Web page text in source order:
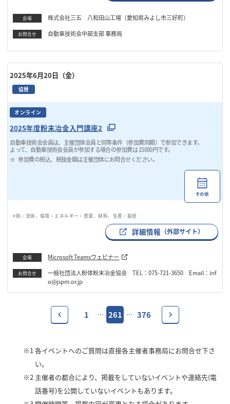
会場 株式会社三五 八和田山工場（愛知県みよし市三好町）
お問合せ 自動車技術会中部支部 事務局
2025年6月20日（金）
協賛
オンライン
2025年度粉末冶金入門講座2
自動車技術会会員は、主催団体会員と同等条件（参加費同額）で参加できます。
よって、自動車技術会会員が参加する場合の参加費は 15000円です。
参加費の税込、税抜金額は主催団体にお問合せください。
その他
#熱・流体、環境・エネルギー・資源、材料、生産・製造
詳細情報 （外部サイト）
会場 Microsoft Teamsウェビナー
お問合せ
一般社団法人粉体粉末冶金協会 TEL：075-721-3650 Email：inf
o@jspm.or.jp
1 … 261 … 376
※1 各イベントへのご質問は直接各主催者事務局にお問合せ下さ
い。
※2 主催者の都合により、掲載をしていないイベントや連絡先(電
話番号)を公開していないイベントもあります。